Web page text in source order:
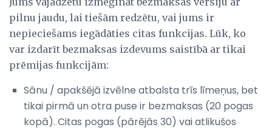
pilnu jaudu, lai tiešām redzētu, vai jums ir
nepieciešams iegādāties citas funkcijas. Lūk, ko
var izdarīt bezmaksas izdevums saistībā ar tikai
prēmijas funkcijām:
Sānu / apakšējā izvēlne atbalsta trīs līmeņus, bet
tikai pirmā un otra puse ir bezmaksas (20 pogas
kopā). Citas pogas (pārējās 30) vai atlikušos